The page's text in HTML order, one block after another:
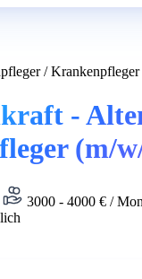
/
-
(m/
3000 - 4000 € /